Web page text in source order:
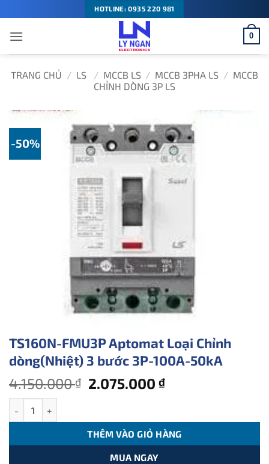
qua
nội
dung
HOTLINE: 0935 220 981
0
TRANG CHỦ / LS / MCCB LS / MCCB 3PHA LS / MCCB
CHỈNH DÒNG 3P LS
-50%
TS160N-FMU3P Aptomat Loại Chỉnh
dòng(Nhiệt) 3 bước 3P-100A-50kA
4.150.000₫ Giá
4.150.000 ₫.
2.075.000₫Giá
là:
2.075.000 ₫.
THÊM VÀO GIỎ HÀNG
MUA NGAY